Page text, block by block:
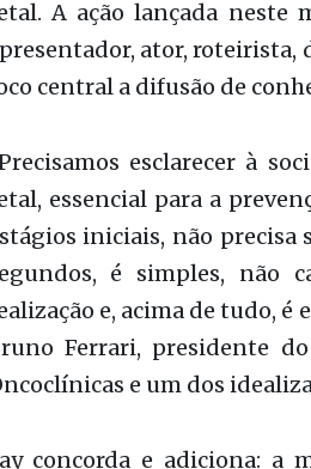
essencial para a
iniciais, não precisa
e, acima de tudo, é
Ferrari, presidente
e um dos
concorda e adiciona: a
é com a
longe, o tipo de câncer
com o avaliação